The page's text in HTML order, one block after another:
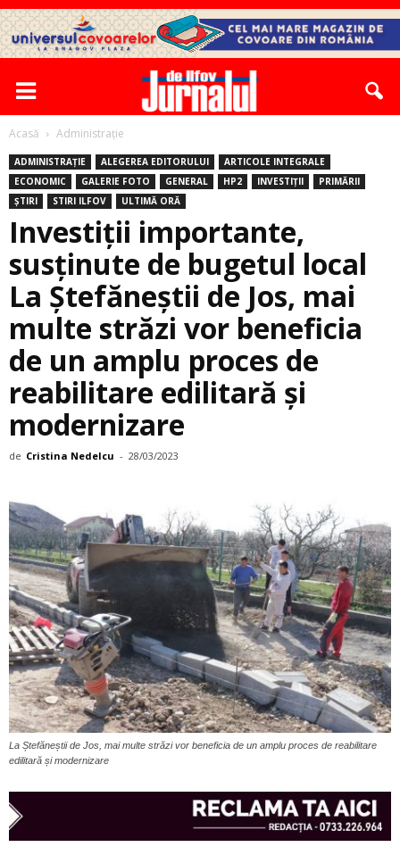
Acasă Administrație
ADMINISTRAȚIE ALEGEREA EDITORULUI
ARTICOLE INTEGRALE
ECONOMIC
GALERIE FOTO GENERAL HP2 INVESTIȚII
PRIMĂRII
ȘTIRI
STIRI ILFOV ULTIMĂ ORĂ
Investiții importante,
susținute de bugetul local
La Ștefăneștii de Jos, mai
multe străzi vor beneficia
de un amplu proces de
reabilitare edilitară și
modernizare
de Cristina Nedelcu - 28/03/2023
La Ștefăneștii de Jos, mai multe străzi vor beneficia de un amplu proces de reabilitare
edilitară și modernizare